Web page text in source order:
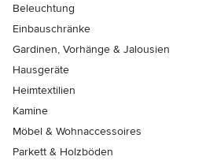
Beleuchtung
Einbauschränke
Gardinen, Vorhänge & Jalousien
Hausgeräte
Heimtextilien
Kamine
Möbel & Wohnaccessoires
Parkett & Holzböden